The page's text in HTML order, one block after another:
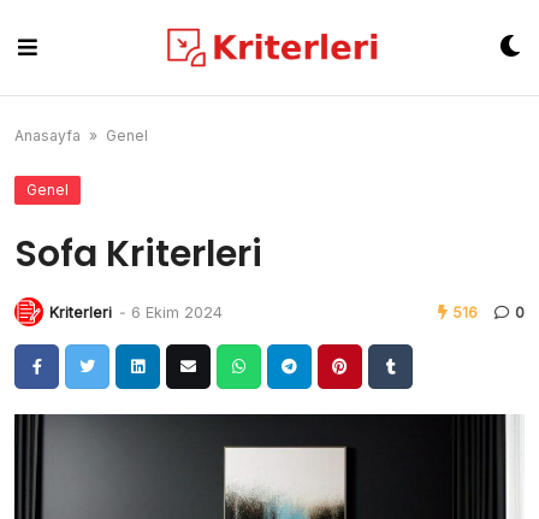
content
Anasayfa » Genel
Genel
Sofa Kriterleri
Kriterleri - 6 Ekim 2024 516 0